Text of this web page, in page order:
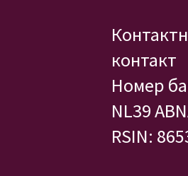
контакт
Номер
NL39
RSIN: